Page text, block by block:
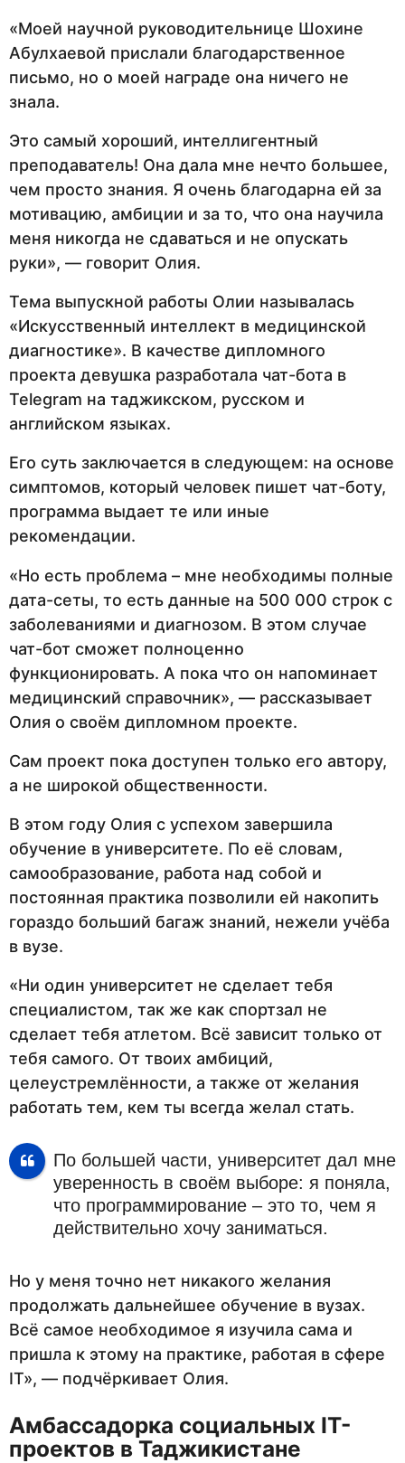
«Моей научной руководительнице Шохине
Абулхаевой прислали благодарственное
письмо, но о моей награде она ничего не
знала.
Это самый хороший, интеллигентный
преподаватель! Она дала мне нечто большее,
чем просто знания. Я очень благодарна ей за
мотивацию, амбиции и за то, что она научила
меня никогда не сдаваться и не опускать
руки», — говорит Олия.
Тема выпускной работы Олии называлась
«Искусственный интеллект в медицинской
диагностике». В качестве дипломного
проекта девушка разработала чат-бота в
Telegram на таджикском, русском и
английском языках.
Его суть заключается в следующем: на основе
симптомов, который человек пишет чат-боту,
программа выдает те или иные
рекомендации.
«Но есть проблема – мне необходимы полные
дата-сеты, то есть данные на 500 000 строк с
заболеваниями и диагнозом. В этом случае
чат-бот сможет полноценно
функционировать. А пока что он напоминает
медицинский справочник», — рассказывает
Олия о своём дипломном проекте.
Сам проект пока доступен только его автору,
а не широкой общественности.
В этом году Олия с успехом завершила
обучение в университете. По её словам,
самообразование, работа над собой и
постоянная практика позволили ей накопить
гораздо больший багаж знаний, нежели учёба
в вузе.
«Ни один университет не сделает тебя
специалистом, так же как спортзал не
сделает тебя атлетом. Всё зависит только от
тебя самого. От твоих амбиций,
целеустремлённости, а также от желания
работать тем, кем ты всегда желал стать.
По большей части, университет дал мне
уверенность в своём выборе: я поняла,
что программирование – это то, чем я
действительно хочу заниматься.
Но у меня точно нет никакого желания
продолжать дальнейшее обучение в вузах.
Всё самое необходимое я изучила сама и
пришла к этому на практике, работая в сфере
IT», — подчёркивает Олия.
Амбассадорка социальных IT-
проектов в Таджикистане